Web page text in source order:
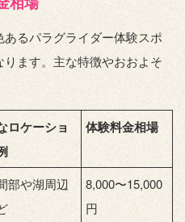
るパラグライダー体験スポ
ます。主な特徴やおおよそ
ロケーショ
体験料金相場
部や湖周辺
8,000〜15,000
円